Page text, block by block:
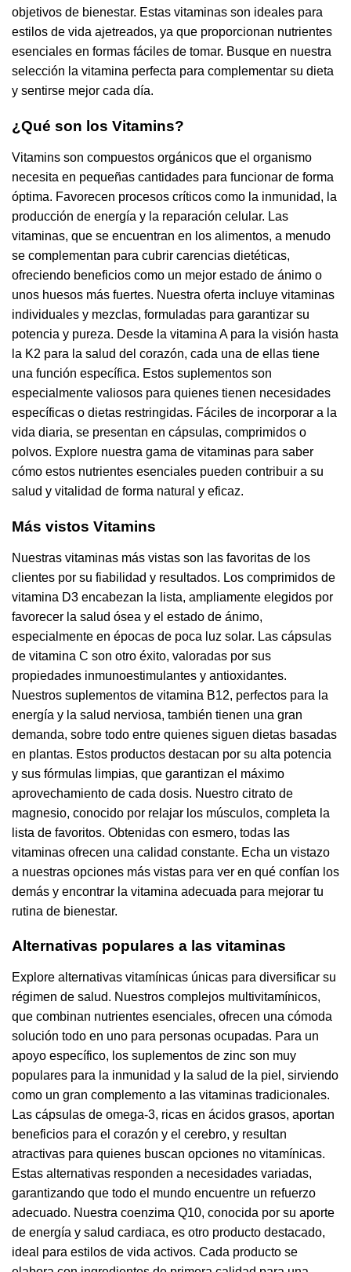
objetivos de bienestar. Estas vitaminas son ideales para
estilos de vida ajetreados, ya que proporcionan nutrientes
esenciales en formas fáciles de tomar. Busque en nuestra
selección la vitamina perfecta para complementar su dieta
y sentirse mejor cada día.
¿Qué son los Vitamins?
Vitamins son compuestos orgánicos que el organismo
necesita en pequeñas cantidades para funcionar de forma
óptima. Favorecen procesos críticos como la inmunidad, la
producción de energía y la reparación celular. Las
vitaminas, que se encuentran en los alimentos, a menudo
se complementan para cubrir carencias dietéticas,
ofreciendo beneficios como un mejor estado de ánimo o
unos huesos más fuertes. Nuestra oferta incluye vitaminas
individuales y mezclas, formuladas para garantizar su
potencia y pureza. Desde la vitamina A para la visión hasta
la K2 para la salud del corazón, cada una de ellas tiene
una función específica. Estos suplementos son
especialmente valiosos para quienes tienen necesidades
específicas o dietas restringidas. Fáciles de incorporar a la
vida diaria, se presentan en cápsulas, comprimidos o
polvos. Explore nuestra gama de vitaminas para saber
cómo estos nutrientes esenciales pueden contribuir a su
salud y vitalidad de forma natural y eficaz.
Más vistos Vitamins
Nuestras vitaminas más vistas son las favoritas de los
clientes por su fiabilidad y resultados. Los comprimidos de
vitamina D3 encabezan la lista, ampliamente elegidos por
favorecer la salud ósea y el estado de ánimo,
especialmente en épocas de poca luz solar. Las cápsulas
de vitamina C son otro éxito, valoradas por sus
propiedades inmunoestimulantes y antioxidantes.
Nuestros suplementos de vitamina B12, perfectos para la
energía y la salud nerviosa, también tienen una gran
demanda, sobre todo entre quienes siguen dietas basadas
en plantas. Estos productos destacan por su alta potencia
y sus fórmulas limpias, que garantizan el máximo
aprovechamiento de cada dosis. Nuestro citrato de
magnesio, conocido por relajar los músculos, completa la
lista de favoritos. Obtenidas con esmero, todas las
vitaminas ofrecen una calidad constante. Echa un vistazo
a nuestras opciones más vistas para ver en qué confían los
demás y encontrar la vitamina adecuada para mejorar tu
rutina de bienestar.
Alternativas populares a las vitaminas
Explore alternativas vitamínicas únicas para diversificar su
régimen de salud. Nuestros complejos multivitamínicos,
que combinan nutrientes esenciales, ofrecen una cómoda
solución todo en uno para personas ocupadas. Para un
apoyo específico, los suplementos de zinc son muy
populares para la inmunidad y la salud de la piel, sirviendo
como un gran complemento a las vitaminas tradicionales.
Las cápsulas de omega-3, ricas en ácidos grasos, aportan
beneficios para el corazón y el cerebro, y resultan
atractivas para quienes buscan opciones no vitamínicas.
Estas alternativas responden a necesidades variadas,
garantizando que todo el mundo encuentre un refuerzo
adecuado. Nuestra coenzima Q10, conocida por su aporte
de energía y salud cardiaca, es otro producto destacado,
ideal para estilos de vida activos. Cada producto se